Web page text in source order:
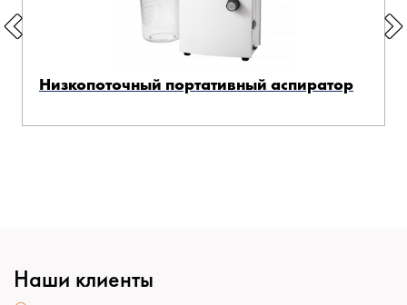
Низкопоточный портативный аспиратор
Наши клиенты